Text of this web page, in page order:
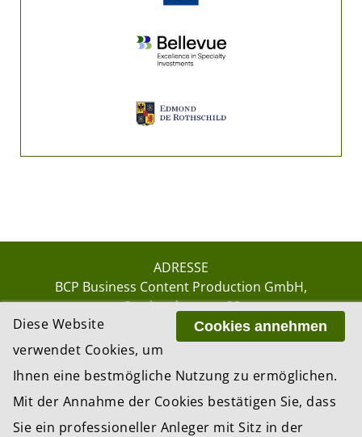
ADRESSE
BCP Business Content Production GmbH
Gotthardstrasse 38
8002 Zürich
GmbH, Zürich – Switzerland
Website by update AG, Zurich
Cookies annehmen
Diese Website
verwendet Cookies, um
Ihnen eine bestmögliche Nutzung zu ermöglichen.
Mit der Annahme der Cookies bestätigen Sie, dass
Sie ein professioneller Anleger mit Sitz in der